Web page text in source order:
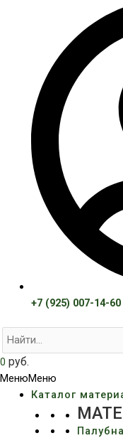
+7 (925) 007-14-60
0 руб.
МенюМеню
Каталог